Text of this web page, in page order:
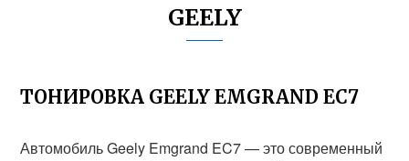
GEELY
ТОНИРОВКА GEELY EMGRAND EC7
Автомобиль Geely Emgrand EC7 — это современный